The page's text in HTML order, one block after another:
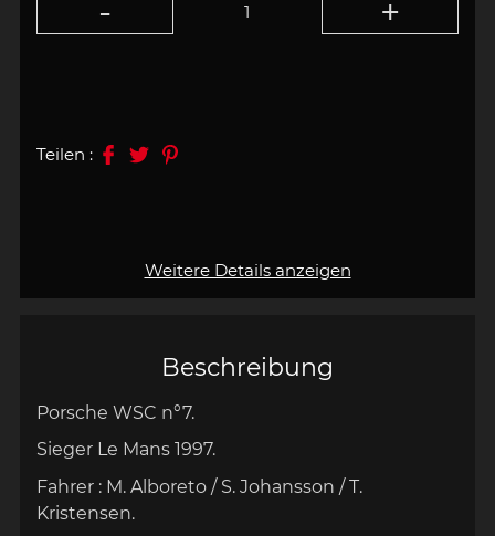
Beschreibung
Porsche WSC n°7.
Sieger Le Mans 1997.
Fahrer : M. Alboreto / S. Johansson / T.
Kristensen.
Weitere Details anzeigen
Teilen :